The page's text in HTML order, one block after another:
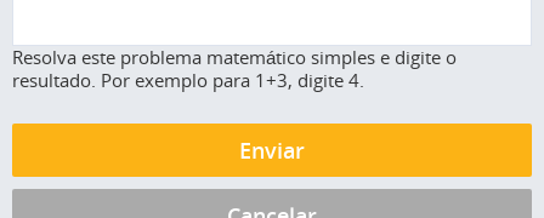
Resolva este problema matemático simples e digite o
resultado. Por exemplo para 1+3, digite 4.